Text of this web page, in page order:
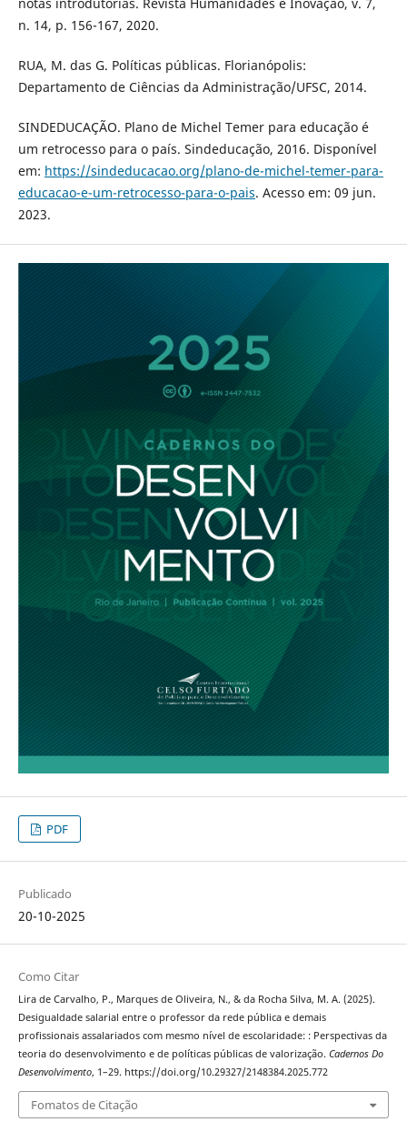
n. 14, p. 156-167, 2020.
RUA, M. das G. Políticas públicas. Florianópolis:
Departamento de Ciências da Administração/UFSC, 2014.
SINDEDUCAÇÃO. Plano de Michel Temer para educação é
um retrocesso para o país. Sindeducação, 2016. Disponível
em: https://sindeducacao.org/plano-de-michel-temer-para-
educacao-e-um-retrocesso-para-o-pais. Acesso em: 09 jun.
2023.
PDF
Publicado
20-10-2025
Como Citar
Lira de Carvalho, P., Marques de Oliveira, N., & da Rocha Silva, M. A. (2025).
Desigualdade salarial entre o professor da rede pública e demais
profissionais assalariados com mesmo nível de escolaridade: : Perspectivas da
teoria do desenvolvimento e de políticas públicas de valorização. Cadernos Do
Desenvolvimento, 1–29. https://doi.org/10.29327/2148384.2025.772
Fomatos de Citação